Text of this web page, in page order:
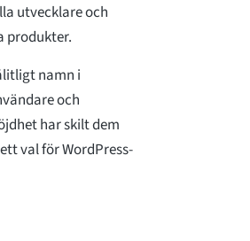
utvecklare och
produkter.
namn i
och
har skilt dem
val för WordPress-